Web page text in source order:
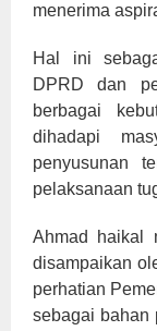
menerima
Hal ini
DPRD dan
berbagai
dihadapi
penyusunan
pelaksanaan
Ahmad haikal
disampaikan
perhatian
sebagai bahan